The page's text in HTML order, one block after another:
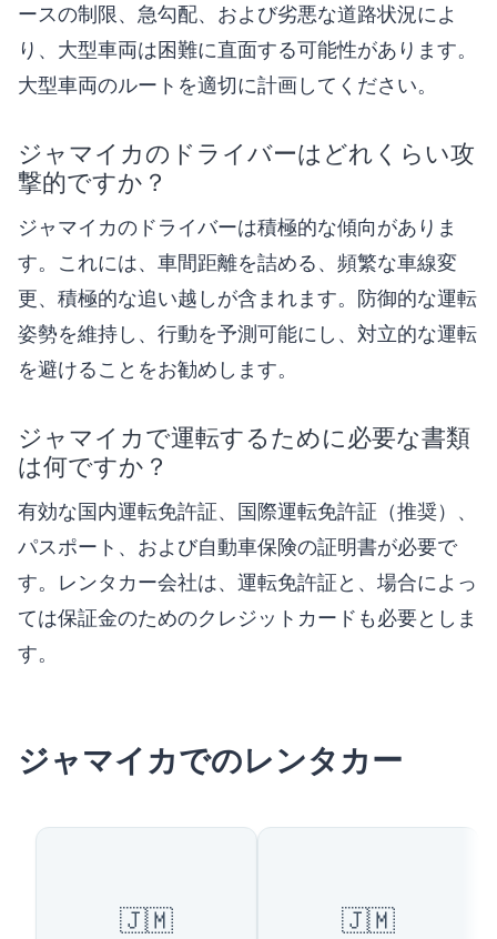
ースの制限、急勾配、および劣悪な道路状況によ
り、大型車両は困難に直面する可能性があります。
大型車両のルートを適切に計画してください。
ジャマイカのドライバーはどれくらい攻
撃的ですか？
ジャマイカのドライバーは積極的な傾向がありま
す。これには、車間距離を詰める、頻繁な車線変
更、積極的な追い越しが含まれます。防御的な運転
姿勢を維持し、行動を予測可能にし、対立的な運転
を避けることをお勧めします。
ジャマイカで運転するために必要な書類
は何ですか？
有効な国内運転免許証、国際運転免許証（推奨）、
パスポート、および自動車保険の証明書が必要で
す。レンタカー会社は、運転免許証と、場合によっ
ては保証金のためのクレジットカードも必要としま
す。
ジャマイカでのレンタカー
🇯🇲 🇯🇲